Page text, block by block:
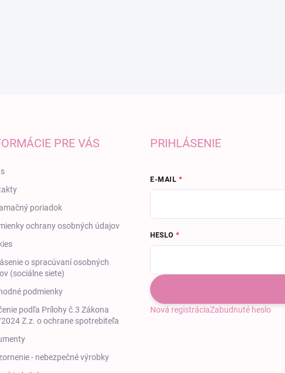
PRE VÁS
poriadok
ochrany osobných údajov
o spracúvaní osobných
(sociálne siete)
podmienky
podľa Prílohy č.3 Zákona
Z.z. o ochrane spotrebiteľa
- nebezpečné výrobky
PRIHLÁSENIE
E-MAIL
HESLO
Nová registráciaZabudnuté heslo